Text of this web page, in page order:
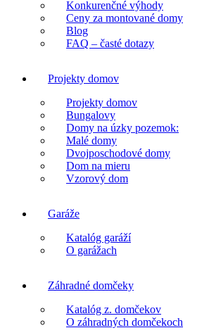
Konkurenčné výhody
Ceny za montované domy
Blog
FAQ – časté dotazy
Projekty domov
Projekty domov
Bungalovy
Domy na úzky pozemok:
Malé domy
Dvojposchodové domy
Dom na mieru
Vzorový dom
Garáže
Katalóg garáží
O garážach
Záhradné domčeky
Katalóg z. domčekov
O záhradných domčekoch